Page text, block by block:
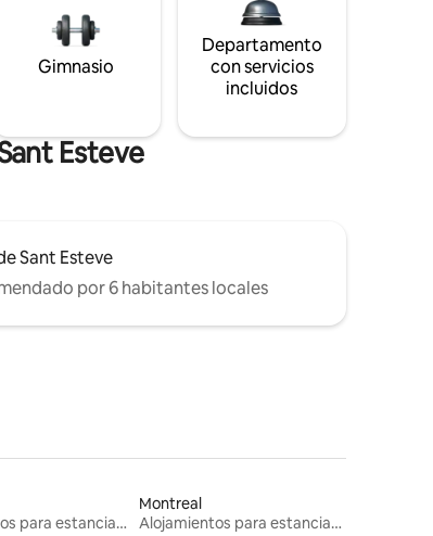
Gimnasio
Departamento
con servicios
incluidos
Esteve
Sant Esteve
por 6 habitantes locales
Alojamientos para estancias largas
Montreal
Alojamientos para estancias largas